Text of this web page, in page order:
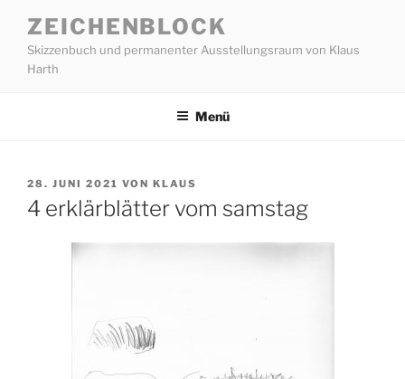
Inhalt
springen
ZEICHENBLOCK
Skizzenbuch und permanenter Ausstellungsraum von Klaus
Harth
Menü
VERÖFFENTLICHT
AM
28. JUNI 2021 VON KLAUS
4 erklärblätter vom samstag